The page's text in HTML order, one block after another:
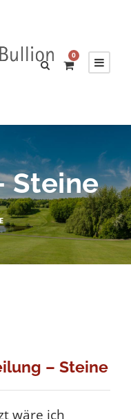
0
Steine
– Steine
wäre ich